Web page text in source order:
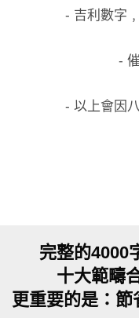
- 吉利數字
-
- 以上會因
完整的4000
十大範疇
更重要的是：